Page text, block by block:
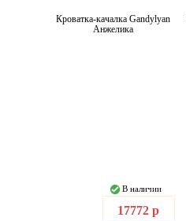
Кроватка-качалка Gandylyan
Анжелика
В наличии
17772 р